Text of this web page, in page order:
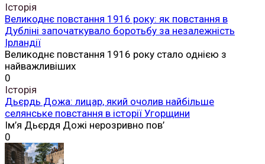
Історія
Великоднє повстання 1916 року: як повстання в
Дубліні започаткувало боротьбу за незалежність
Ірландії
Великоднє повстання 1916 року стало однією з
найважливіших
0
Історія
Дьєрдь Дожа: лицар, який очолив найбільше
селянське повстання в історії Угорщини
Ім’я Дьєрдя Дожі нерозривно пов’
0